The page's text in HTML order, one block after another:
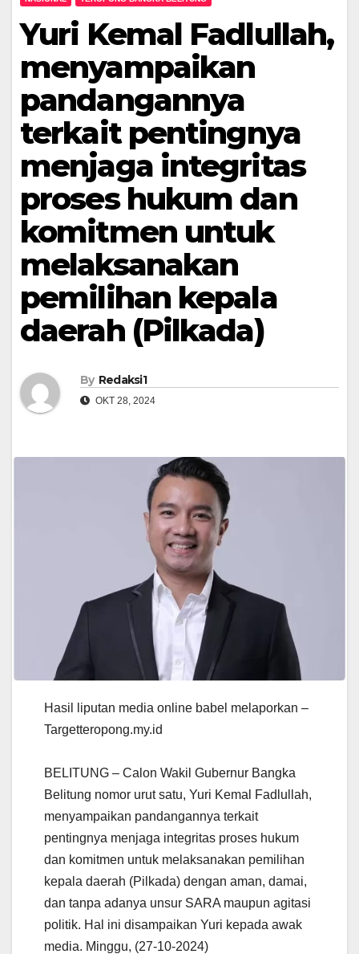
Yuri Kemal Fadlullah,
menyampaikan
pandangannya
terkait pentingnya
menjaga integritas
proses hukum dan
komitmen untuk
melaksanakan
pemilihan kepala
daerah (Pilkada)
By Redaksi1
OKT 28, 2024
Hasil liputan media online babel melaporkan –
Targetteropong.my.id
BELITUNG – Calon Wakil Gubernur Bangka
Belitung nomor urut satu, Yuri Kemal Fadlullah,
menyampaikan pandangannya terkait
pentingnya menjaga integritas proses hukum
dan komitmen untuk melaksanakan pemilihan
kepala daerah (Pilkada) dengan aman, damai,
dan tanpa adanya unsur SARA maupun agitasi
politik. Hal ini disampaikan Yuri kepada awak
media. Minggu, (27-10-2024)